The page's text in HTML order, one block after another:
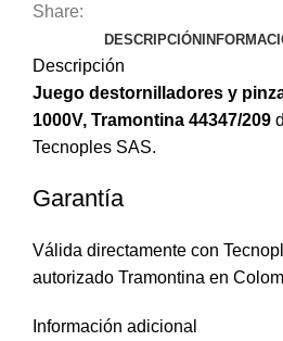
Share:
DESCRIPCIÓN
Descripción
Juego destornilladores y
1000V, Tramontina 44347/209
Tecnoples SAS.
Garantía
Válida directamente con
autorizado Tramontina en
Información adicional